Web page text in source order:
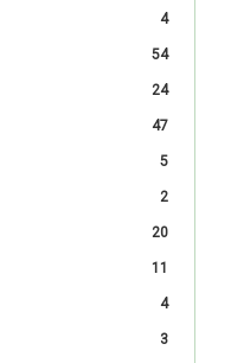
4
54
24
47
5
2
20
11
4
3